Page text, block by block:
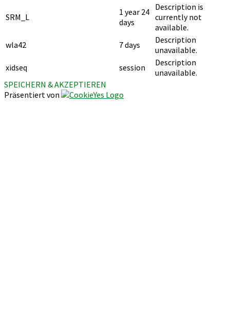
SRM_L
1 year 24
days
Description is
currently not
available.
wla42
7 days
Description
unavailable.
xidseq
session
Description
unavailable.
SPEICHERN & AKZEPTIEREN
Präsentiert von